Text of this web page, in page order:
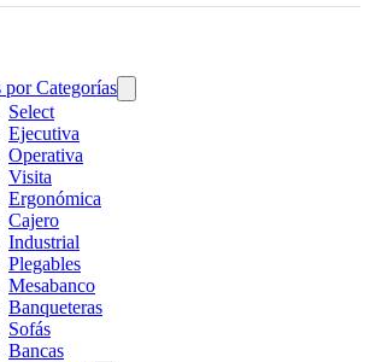
por Categorías
Select
Ejecutiva
Operativa
Visita
Ergonómica
Cajero
Industrial
Plegables
Mesabanco
Banqueteras
Sofás
Bancas